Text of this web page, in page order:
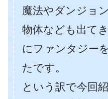
魔法やダンジョ
物体なども出て
にファンタジー
たです。
という訳で今回